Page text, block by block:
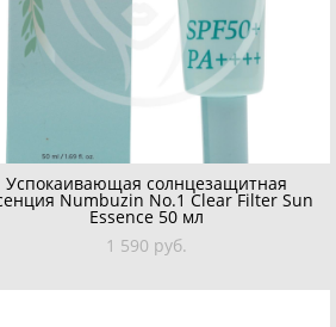
Успокаивающая солнцезащитная
Numbuzin No.1 Clear Filter Sun
Essence 50 мл
1 590 pуб.